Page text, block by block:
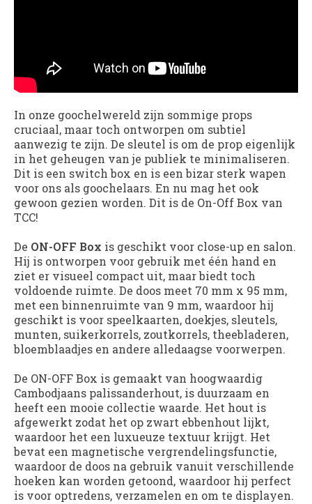
In onze goochelwereld zijn sommige props
cruciaal, maar toch ontworpen om subtiel
aanwezig te zijn. De sleutel is om de prop eigenlijk
in het geheugen van je publiek te minimaliseren.
Dit is een switch box en is een bizar sterk wapen
voor ons als goochelaars. En nu mag het ook
gewoon gezien worden. Dit is de On-Off Box van
TCC!
De ON-OFF Box is geschikt voor close-up en salon.
Hij is ontworpen voor gebruik met één hand en
ziet er visueel compact uit, maar biedt toch
voldoende ruimte. De doos meet 70 mm x 95 mm,
met een binnenruimte van 9 mm, waardoor hij
geschikt is voor speelkaarten, doekjes, sleutels,
munten, suikerkorrels, zoutkorrels, theebladeren,
bloemblaadjes en andere alledaagse voorwerpen.
De ON-OFF Box is gemaakt van hoogwaardig
Cambodjaans palissanderhout, is duurzaam en
heeft een mooie collectie waarde. Het hout is
afgewerkt zodat het op zwart ebbenhout lijkt,
waardoor het een luxueuze textuur krijgt. Het
bevat een magnetische vergrendelingsfunctie,
waardoor de doos na gebruik vanuit verschillende
hoeken kan worden getoond, waardoor hij perfect
is voor optredens, verzamelen en om te displayen.